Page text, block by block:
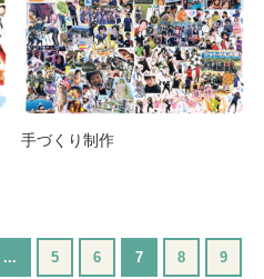
手づくり制作
... 5 6 7 8 9